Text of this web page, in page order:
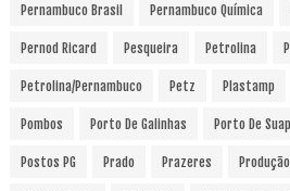
Pernambuco Brasil Pernambuco Química
Pernod Ricard Pesqueira Petrolina
Petrolina/Pernambuco Petz Plastamp
Pombos Porto De Galinhas Porto De
Postos PG Prado Prazeres Produção